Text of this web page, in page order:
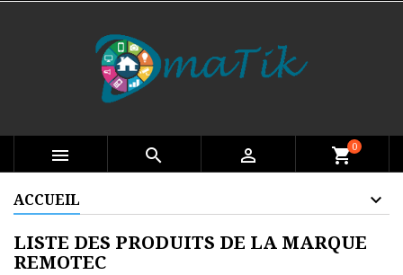
 search  shopping_cart0
ACCUEIL
LISTE DES PRODUITS DE LA MARQUE
REMOTEC